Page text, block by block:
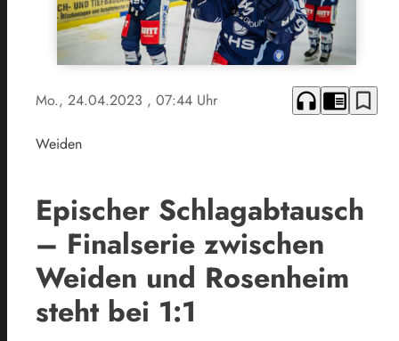
Mo., 24.04.2023 , 07:44 Uhr headphones chrome_reader_mode bookmark_border
Weiden
Epischer Schlagabtausch
– Finalserie zwischen
Weiden und Rosenheim
steht bei 1:1